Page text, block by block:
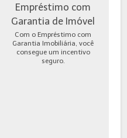
Empréstimo com
Garantia de Imóvel
Com o Empréstimo com
Garantia Imobiliária, você
consegue um incentivo
seguro.